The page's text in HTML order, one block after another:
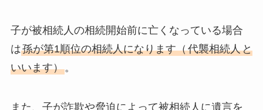
子が被相続人の相続開始前に亡くなっている場合
は孫が第1順位の相続人になります（代襲相続人と
いいます）。
また、子が詐欺や脅迫によって被相続人に遺言を